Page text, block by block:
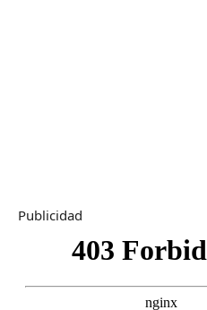
Publicidad